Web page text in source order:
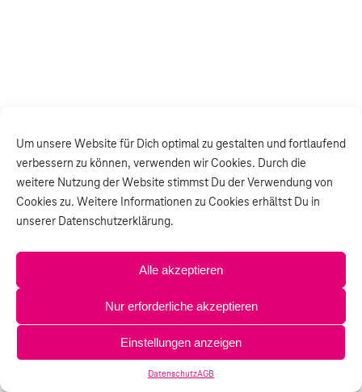
Um unsere Website für Dich optimal zu gestalten und fortlaufend
verbessern zu können, verwenden wir Cookies. Durch die
weitere Nutzung der Website stimmst Du der Verwendung von
Cookies zu. Weitere Informationen zu Cookies erhältst Du in
unserer Datenschutzerklärung.
Alle akzeptieren
Nur erforderliche akzeptieren
Einstellungen anzeigen
DatenschutzAGB